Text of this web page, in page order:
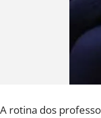
A rotina dos